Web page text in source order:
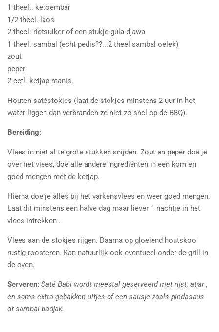
1 theel.. ketoembar
1/2 theel. laos
2 theel. rietsuiker of een stukje gula djawa
1 theel. sambal (echt pedis??...2 theel sambal oelek)
zout
peper
2 eetl. ketjap manis.
Houten satéstokjes (laat de stokjes minstens 2 uur in het
water liggen dan verbranden ze niet zo snel op de BBQ).
Bereiding:
Vlees in niet al te grote stukken snijden. Zout en peper doe je
over het vlees, doe alle andere ingrediënten in een kom en
goed mengen met de ketjap.
Hierna doe je alles bij het varkensvlees en weer goed mengen.
Laat dit minstens een halve dag maar liever 1 nachtje in het
vlees intrekken .
Vlees aan de stokjes rijgen. Daarna op gloeiend houtskool
rustig roosteren. Kan natuurlijk ook eventueel onder de grill in
de oven.
Serveren: Saté Babi wordt meestal geserveerd met rijst, atjar ,
en soms extra gebakken uitjes of een sausje zoals pindasaus
of sambal badjak.